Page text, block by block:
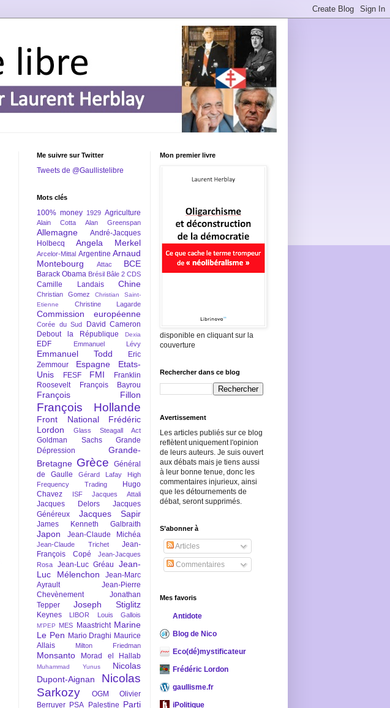
Me suivre sur Twitter
Tweets de @Gaullistelibre
Mots clés
100% money 1929 Agriculture
Alain Cotta Alan Greenspan
Allemagne
André-Jacques
Holbecq
Angela Merkel
Arcelor-Mittal Argentine Arnaud
Montebourg
Attac BCE
Barack Obama Brésil Bâle 2 CDS
Camille Landais Chine
Christian Gomez
Christian Saint-
Etienne
Christine Lagarde
Commission européenne
Corée du Sud
David Cameron
Debout la République
Dexia
EDF Emmanuel Lévy
Emmanuel Todd
Eric
Zemmour
Espagne
Etats-
Unis
FESF FMI
Franklin
Roosevelt
François Bayrou
François Fillon
François Hollande
Front National
Frédéric
Lordon
Glass Steagall Act
Goldman Sachs
Grande
Dépression
Grande-
Bretagne Grèce
Général
de Gaulle
Gérard Lafay
High
Frequency Trading
Hugo
Chavez
ISF Jacques Attali
Jacques Delors
Jacques
Généreux
Jacques Sapir
James Kenneth Galbraith
Japon Jean-Claude Michéa
Jean-Claude Trichet
Jean-
François Copé
Jean-Jacques
Rosa
Jean-Luc Gréau
Jean-
Luc Mélenchon
Jean-Marc
Ayrault
Jean-Pierre
Chevènement
Jonathan
Tepper
Joseph Stiglitz
Keynes LIBOR Louis Gallois
M'PEP MES Maastricht Marine
Le Pen Mario Draghi Maurice
Allais
Milton Friedman
Monsanto Morad el Hallab
Muhammad Yunus
Nicolas
Dupont-Aignan
Nicolas
Sarkozy
OGM
Olivier
Berruyer PSA Palestine Parti
Mon premier livre
disponible en cliquant sur la
couverture
Rechercher dans ce blog
Avertissement
Les articles publiés sur ce blog
reflètent uniquement l'opinion
de leurs auteurs. Je suis ouvert
aux débats mais je tiens aussi
à leur bonne tenue, donc les
commentaires injurieux, ainsi
que les détournements de
débat, seront supprimés.
S’abonner à
Articles
Commentaires
Mes favoris
Antidote
Blog de Nico
Eco(dé)mystificateur
Frédéric Lordon
gaullisme.fr
iPolitique